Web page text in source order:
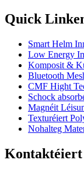
Quick
Smart Helm
Low Energy
Komposit &
Bluetooth
CMF Hight
Schock
Magnéit
Texturéiert
Nohalteg
Kontaktéiert